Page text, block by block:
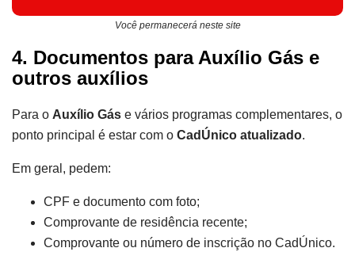
Você permanecerá neste site
4. Documentos para Auxílio Gás e
outros auxílios
Para o Auxílio Gás e vários programas complementares, o
ponto principal é estar com o CadÚnico atualizado.
Em geral, pedem:
CPF e documento com foto;
Comprovante de residência recente;
Comprovante ou número de inscrição no CadÚnico.